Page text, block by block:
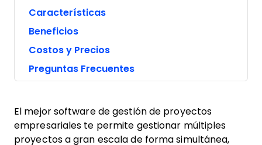
Características
Beneficios
Costos y Precios
Preguntas Frecuentes
El mejor software de gestión de proyectos
empresariales te permite gestionar múltiples
proyectos a gran escala de forma simultánea,